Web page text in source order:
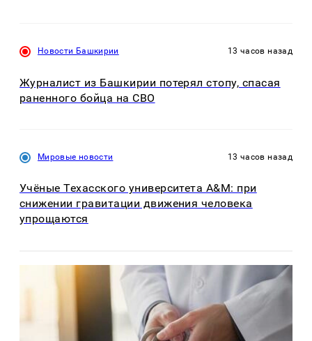
Новости Башкирии 13 часов назад
Журналист из Башкирии потерял стопу, спасая
раненного бойца на СВО
Мировые новости 13 часов назад
Учёные Техасского университета A&M: при
снижении гравитации движения человека
упрощаются